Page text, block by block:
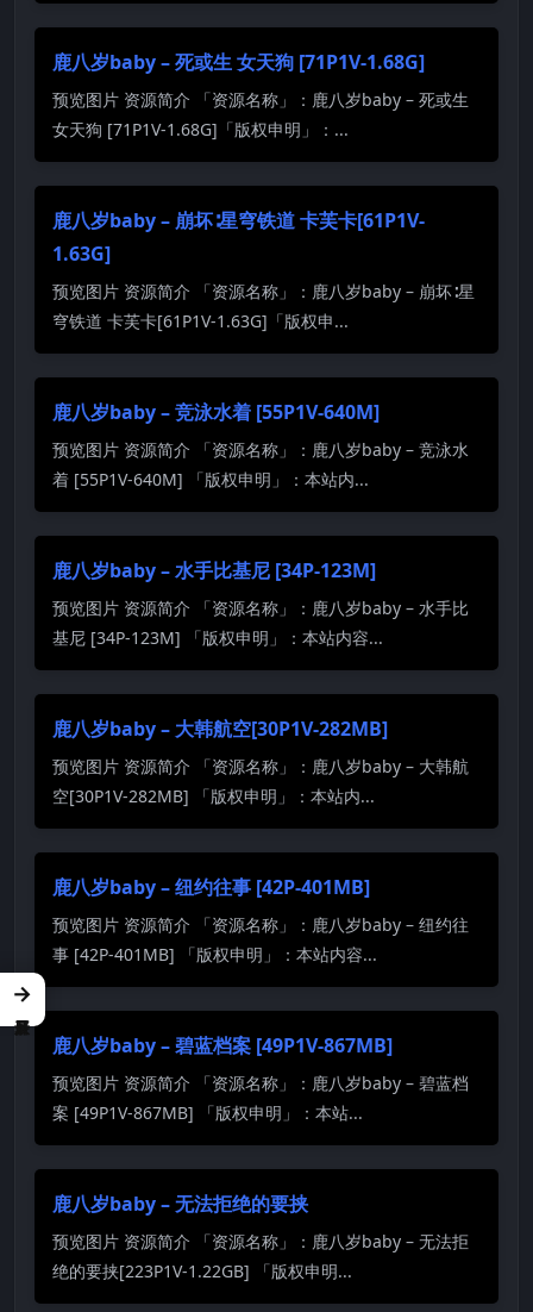
鹿八岁baby – 死或生 女天狗 [71P1V-1.68G]
预览图片 资源简介 「资源名称」：鹿八岁baby – 死或生
女天狗 [71P1V-1.68G]「版权申明」：...
鹿八岁baby – 崩坏∶星穹铁道 卡芙卡[61P1V-
1.63G]
预览图片 资源简介 「资源名称」：鹿八岁baby – 崩坏∶星
穹铁道 卡芙卡[61P1V-1.63G]「版权申...
鹿八岁baby – 竞泳水着 [55P1V-640M]
预览图片 资源简介 「资源名称」：鹿八岁baby – 竞泳水
着 [55P1V-640M] 「版权申明」：本站内...
鹿八岁baby – 水手比基尼 [34P-123M]
预览图片 资源简介 「资源名称」：鹿八岁baby – 水手比
基尼 [34P-123M] 「版权申明」：本站内容...
鹿八岁baby – 大韩航空[30P1V-282MB]
预览图片 资源简介 「资源名称」：鹿八岁baby – 大韩航
空[30P1V-282MB] 「版权申明」：本站内...
鹿八岁baby – 纽约往事 [42P-401MB]
预览图片 资源简介 「资源名称」：鹿八岁baby – 纽约往
事 [42P-401MB] 「版权申明」：本站内容...
鹿八岁baby – 碧蓝档案 [49P1V-867MB]
预览图片 资源简介 「资源名称」：鹿八岁baby – 碧蓝档
案 [49P1V-867MB] 「版权申明」：本站...
鹿八岁baby – 无法拒绝的要挟
预览图片 资源简介 「资源名称」：鹿八岁baby – 无法拒
绝的要挟[223P1V-1.22GB] 「版权申明...
→